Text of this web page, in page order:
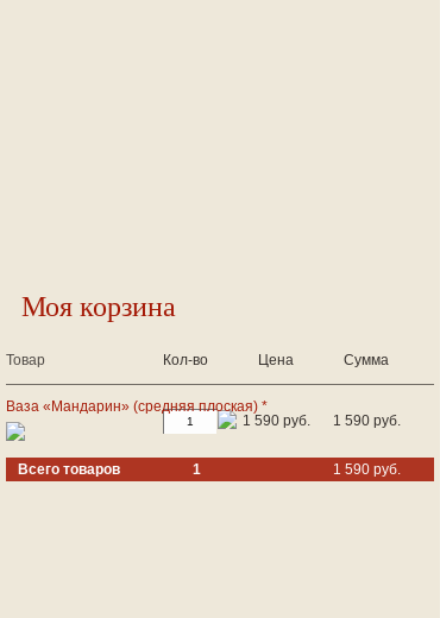
Моя корзина
Товар Кол-во Цена Сумма
Ваза «Мандарин» (средняя плоская) *
1 590 руб.
1 590 руб.
Всего товаров 1 1 590 руб.